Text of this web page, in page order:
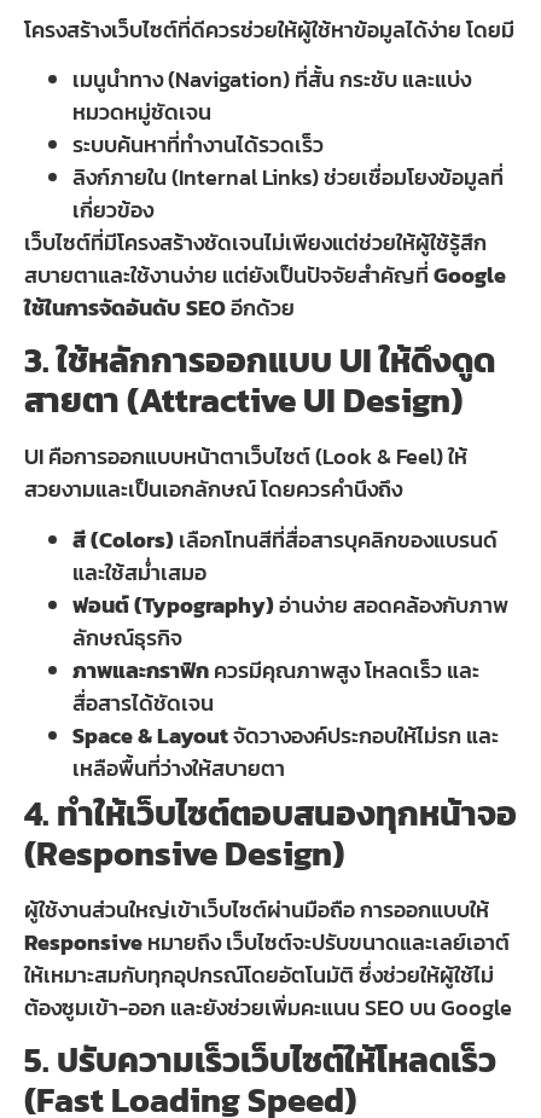
โครงสร้างเว็บไซต์ที่ดีควรช่วยให้ผู้ใช้หาข้อมูลได้ง่าย โดยมี
เมนูนำทาง (Navigation) ที่สั้น กระชับ และแบ่ง
หมวดหมู่ชัดเจน
ระบบค้นหาที่ทำงานได้รวดเร็ว
ลิงก์ภายใน (Internal Links) ช่วยเชื่อมโยงข้อมูลที่
เกี่ยวข้อง
เว็บไซต์ที่มีโครงสร้างชัดเจนไม่เพียงแต่ช่วยให้ผู้ใช้รู้สึก
สบายตาและใช้งานง่าย แต่ยังเป็นปัจจัยสำคัญที่Google
ใช้ในการจัดอันดับ SEOอีกด้วย
3. ใช้หลักการออกแบบ UI ให้ดึงดูด
สายตา (Attractive UI Design)
UI คือการออกแบบหน้าตาเว็บไซต์ (Look & Feel) ให้
สวยงามและเป็นเอกลักษณ์ โดยควรคำนึงถึง
สี (Colors)เลือกโทนสีที่สื่อสารบุคลิกของแบรนด์
และใช้สม่ำเสมอ
ฟอนต์ (Typography)อ่านง่าย สอดคล้องกับภาพ
ลักษณ์ธุรกิจ
ภาพและกราฟิกควรมีคุณภาพสูง โหลดเร็ว และ
สื่อสารได้ชัดเจน
Space & Layoutจัดวางองค์ประกอบให้ไม่รก และ
เหลือพื้นที่ว่างให้สบายตา
4. ทำให้เว็บไซต์ตอบสนองทุกหน้าจอ
(Responsive Design)
ผู้ใช้งานส่วนใหญ่เข้าเว็บไซต์ผ่านมือถือ การออกแบบให้
Responsiveหมายถึง เว็บไซต์จะปรับขนาดและเลย์เอาต์
ให้เหมาะสมกับทุกอุปกรณ์โดยอัตโนมัติ ซึ่งช่วยให้ผู้ใช้ไม่
ต้องซูมเข้า-ออก และยังช่วยเพิ่มคะแนน SEO บน Google
5. ปรับความเร็วเว็บไซต์ให้โหลดเร็ว
(Fast Loading Speed)